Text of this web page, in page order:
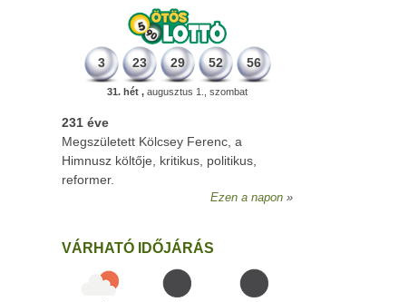
3 23 29 52 56
31. hét , augusztus 1., szombat
231 éve
Megszületett Kölcsey Ferenc, a
Himnusz költője, kritikus, politikus,
reformer.
Ezen a napon
VÁRHATÓ IDŐJÁRÁS